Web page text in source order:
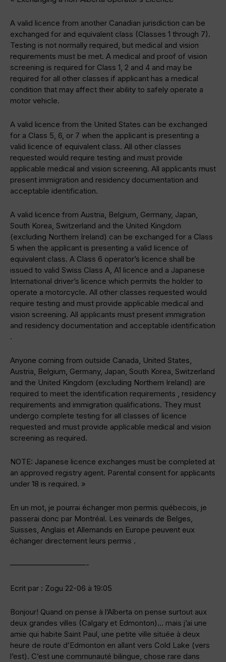
A valid licence from another Canadian jurisdiction can be
exchanged for and equivalent class (Classes 1 through 7).
Testing is not normally required, but medical and vision
requirements must be met. A medical and proof of vision
screening is required for Class 1, 2 and 4 and may be
required for all other classes if applicant has a medical
condition that may affect their ability to safely operate a
motor vehicle.
A valid licence from the United States can be exchanged
for a Class 5, 6, or 7 when the applicant is presenting a
valid licence of equivalent class. All other classes
requested would require testing and must provide
applicable medical and vision screening. All applicants must
present immigration and residency documentation and
acceptable identification.
A valid licence from Austria, Belgium, Germany, Japan,
South Korea, Switzerland and the United Kingdom
(excluding Northern Ireland) can be exchanged for a Class
5 when the applicant is presenting a valid licence of
equivalent class. A Class 6 operator’s licence shall be
issued to valid Swiss Class A, A1 licence and a Japanese
International driver’s licence which permits the holder to
operate a motorcycle. All other classes requested would
require testing and must provide applicable medical and
vision screening. All applicants must present immigration
and residency documentation and acceptable identification
.
Anyone coming from outside Canada, United States,
Austria, Belgium, Germany, Japan, South Korea, Switzerland
and the United Kingdom (excluding Northern Ireland) are
required to meet the identification requirements , residency
requirements and immigration qualifications. They must
undergo complete testing for all classes of licence
requested and must provide applicable medical and vision
screening as required.
NOTE: Japanese licence exchanges must be completed at
an approved registry agent. Parental consent for applicants
under 18 is required. »
En un mot, je pourrai échanger mon permis québecois, je
passerai donc par Montréal. Les veinards de Belges,
Suisses, Anglais et Allemands en Europe peuvent eux
échanger directement leurs permis .
——————————-
Ecrit par : Zogu 22-06 à 19:05
Bonjour! Quand on pense à l’Alberta on pense surtout aux
deux grandes villes (Calgary et Edmonton)… mais j’ai une
amie qui habite Saint Paul, une petite ville située à deux
heure de route d’Edmonton en allant vers Cold Lake (vers
l’est). C’est une communauté bilingue, chose rare dans